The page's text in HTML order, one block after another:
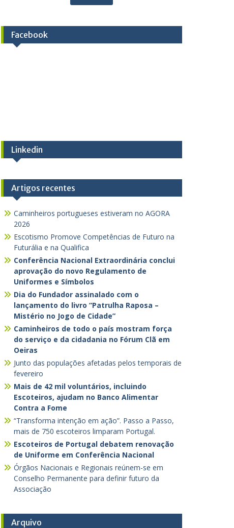
Facebook
Linkedin
Artigos recentes
Caminheiros portugueses estiveram no AGORA
2026
Escotismo Promove Competências de Futuro na
Futurália e na Qualifica
Conferência Nacional Extraordinária conclui
aprovação do novo Regulamento de
Uniformes e Símbolos
Dia do Fundador assinalado com o
lançamento do livro “Patrulha Raposa –
Mistério no Jogo de Cidade”
Caminheiros de todo o país mostram força
do serviço e da cidadania no Fórum Clã em
Oeiras
Junto das populações afetadas pelos temporais de
fevereiro
Mais de 42 mil voluntários, incluindo
Escoteiros, ajudam no Banco Alimentar
Contra a Fome
“Transforma intenção em ação”. Passo a Passo,
mais de 750 escoteiros limparam Portugal.
Escoteiros de Portugal debatem renovação
de Uniforme em Conferência Nacional
Órgãos Nacionais e Regionais reúnem-se em
Conselho Permanente para definir futuro da
Associação
Arquivo